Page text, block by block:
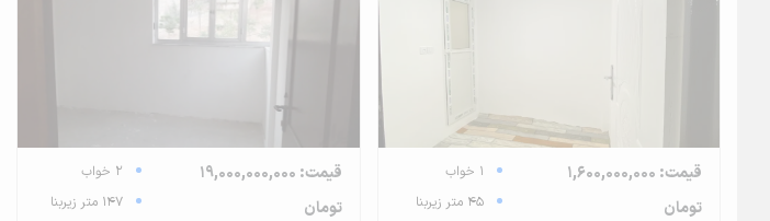
قیمت: 1,600,000,000
تومان
1 خواب
45 متر زیربنا
قیمت: 19,000,000,000
تومان
2 خواب
147 متر زیربنا